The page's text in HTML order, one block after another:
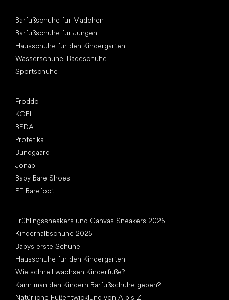
Barfußschuhe für Mädchen
Barfußschuhe für Jungen
Hausschuhe für den Kindergarten
Wasserschuhe, Badeschuhe
Sportschuhe
Froddo
KOEL
BEDA
Protetika
Bundgaard
Jonap
Baby Bare Shoes
EF Barefoot
Frühlingssneakers und Canvas Sneakers 2025
Kinderhalbschuhe 2025
Babys erste Schuhe
Hausschuhe für den Kindergarten
Wie schnell wachsen Kinderfüße?
Kann man den Kindern Barfußschuhe geben?
Natürliche Fußentwicklung von A bis Z